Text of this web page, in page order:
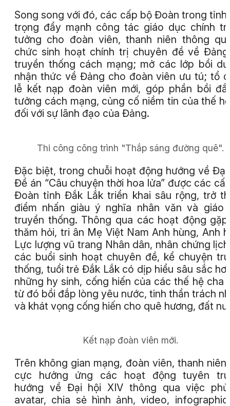
Song song với đó, các cấp bộ Đoàn trong tỉnh
trọng đẩy mạnh công tác giáo dục chính
tưởng cho đoàn viên, thanh niên thông
chức sinh hoạt chính trị chuyên đề về
truyền thống cách mạng; mở các lớp bồi
nhận thức về Đảng cho đoàn viên ưu tú; tổ
lễ kết nạp đoàn viên mới, góp phần bồi
tưởng cách mạng, củng cố niềm tin của thế
đối với sự lãnh đạo của Đảng.
Thi công công trình "Thắp sáng đường quê".
Đặc biệt, trong chuỗi hoạt động hướng về Đại
Đề án “Câu chuyện thời hoa lửa” được các
Đoàn tỉnh Đắk Lắk triển khai sâu rộng, trở
điểm nhấn giàu ý nghĩa nhân văn và giáo
truyền thống. Thông qua các hoạt động
thăm hỏi, tri ân Mẹ Việt Nam Anh hùng, Anh
Lực lượng vũ trang Nhân dân, nhân chứng
các buổi sinh hoạt chuyên đề, kể chuyện
thống, tuổi trẻ Đắk Lắk có dịp hiểu sâu sắc
những hy sinh, cống hiến của các thế hệ cha
từ đó bồi đắp lòng yêu nước, tinh thần trách
và khát vọng cống hiến cho quê hương, đất
Kết nạp đoàn viên mới.
Trên không gian mạng, đoàn viên, thanh niên
cực hưởng ứng các hoạt động tuyên
hướng về Đại hội XIV thông qua việc
avatar, chia sẻ hình ảnh, video,